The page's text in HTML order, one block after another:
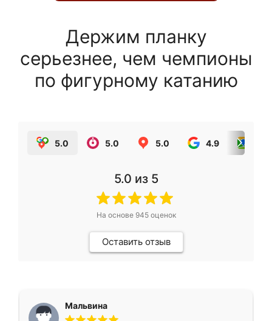
Держим планку
серьезнее, чем чемпионы
по фигурному катанию
5.0 5.0 5.0 4.9
5.0 из 5
На основе 945оценок
Оставить отзыв
Мальвина